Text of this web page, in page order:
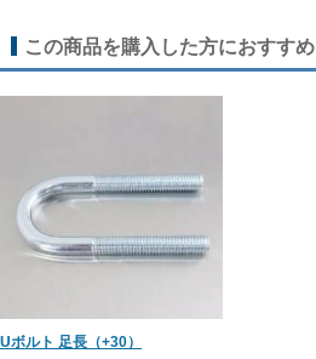
この商品を購入した方におすすめ
Uボルト 足長（+30）